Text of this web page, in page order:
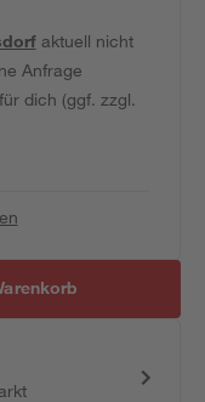
aktuell nicht
Anfrage
dich (ggf. zzgl.